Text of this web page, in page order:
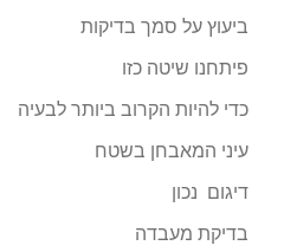
ביעוץ על סמך בדיקות
פיתחנו שיטה כזו
כדי להיות הקרוב ביותר לבעיה
עיני המאבחן בשטח
דיגום נכון
בדיקת מעבדה